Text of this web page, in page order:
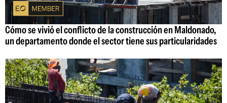
Cómo se vivió el conflicto de la construcción en Maldonado,
un departamento donde el sector tiene sus particularidades